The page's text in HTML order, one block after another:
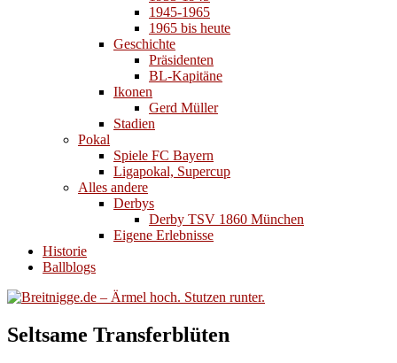
1945-1965
1965 bis heute
Geschichte
Präsidenten
BL-Kapitäne
Ikonen
Gerd Müller
Stadien
Pokal
Spiele FC Bayern
Ligapokal, Supercup
Alles andere
Derbys
Derby TSV 1860 München
Eigene Erlebnisse
Historie
Ballblogs
Seltsame Transferblüten